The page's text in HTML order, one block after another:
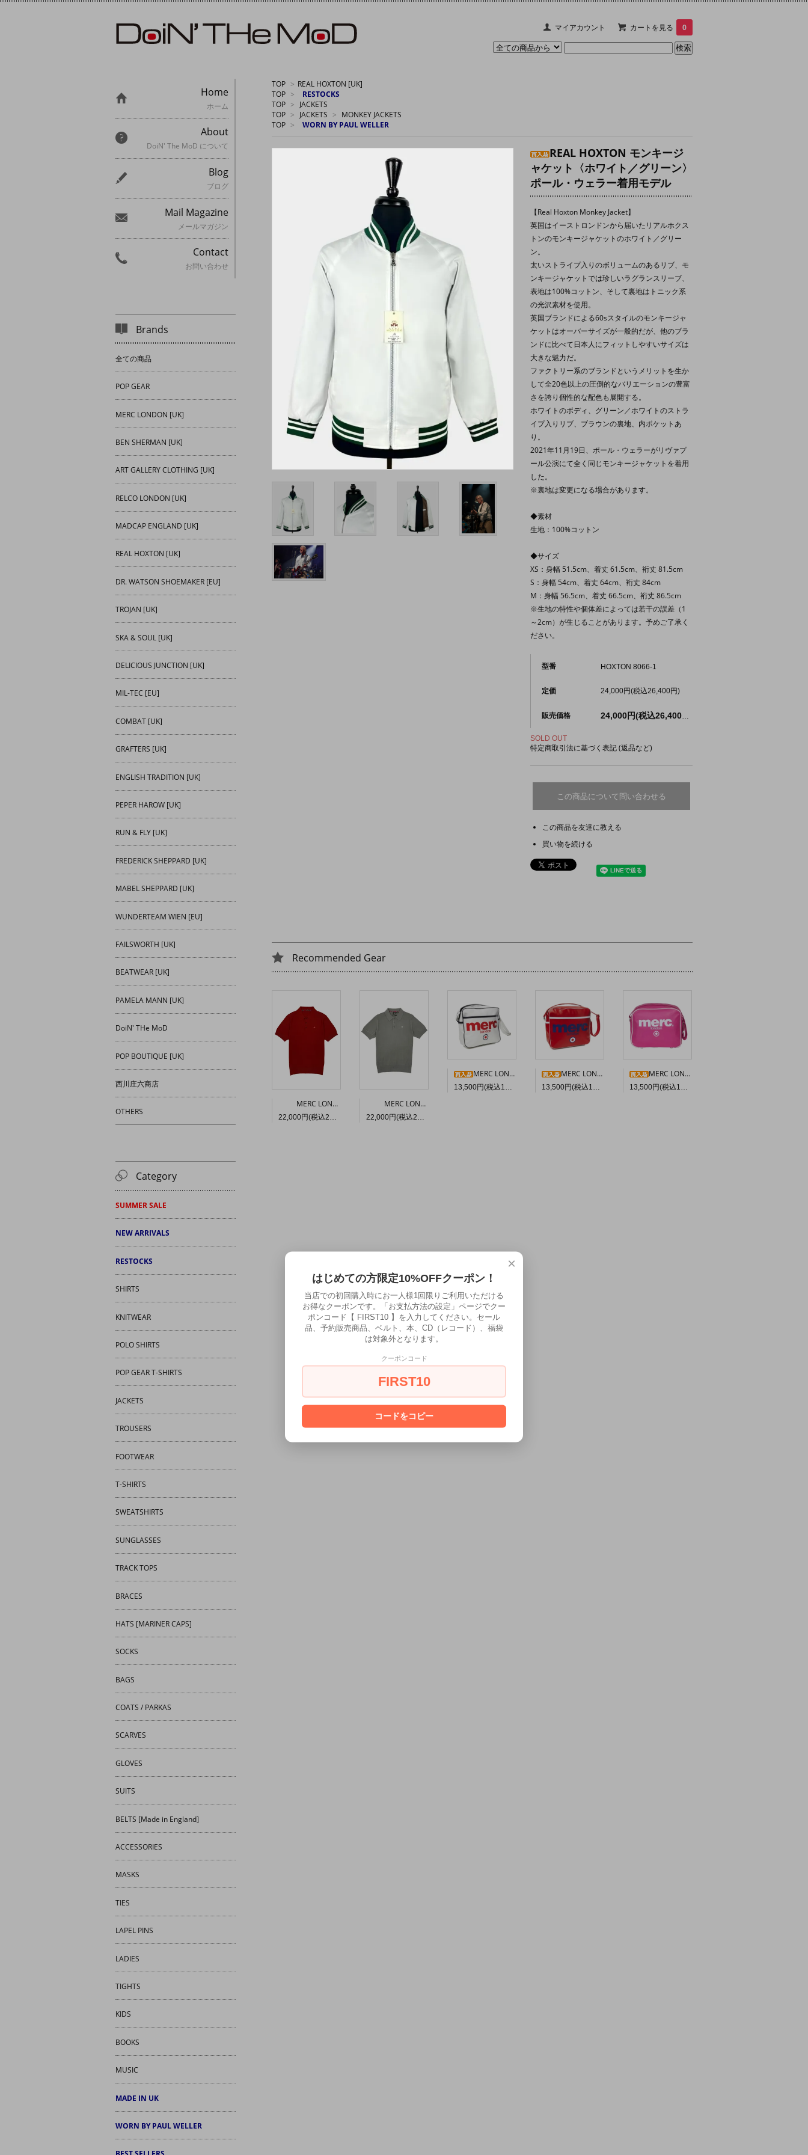
マイアカウント カートを見る 0
TOP > REAL HOXTON [UK]
TOP >
RESTOCKS
TOP > JACKETS
TOP > JACKETS > MONKEY JACKETS
TOP > WORN BY PAUL WELLER
REAL HOXTON モンキージ
ャケット〈ホワイト／グリーン〉
ポール・ウェラー着用モデル
【Real Hoxton Monkey Jacket】
英国はイーストロンドンから届いたリアルホクス
トンのモンキージャケットのホワイト／グリー
ン。
太いストライプ入りのボリュームのあるリブ、モ
ンキージャケットでは珍しいラグランスリーブ、
表地は100%コットン、そして裏地はトニック系
の光沢素材を使用。
英国ブランドによる60sスタイルのモンキージャ
ケットはオーバーサイズが一般的だが、他のブラ
ンドに比べて日本人にフィットしやすいサイズは
大きな魅力だ。
ファクトリー系のブランドというメリットを生か
して全20色以上の圧倒的なバリエーションの豊富
さを誇り個性的な配色も展開する。
ホワイトのボディ、グリーン／ホワイトのストラ
イプ入りリブ、ブラウンの裏地、内ポケットあ
り。
2021年11月19日、ポール・ウェラーがリヴァプ
ール公演にて全く同じモンキージャケットを着用
した。
※裏地は変更になる場合があります。
◆素材
生地：100%コットン
◆サイズ
XS：身幅 51.5cm、着丈 61.5cm、裄丈 81.5cm
S：身幅 54cm、着丈 64cm、裄丈 84cm
M：身幅 56.5cm、着丈 66.5cm、裄丈 86.5cm
※生地の特性や個体差によっては若干の誤差（1
～2cm）が生じることがあります。予めご了承く
ださい。
型番 HOXTON 8066-1
定価 24,000円(税込26,400円)
販売価格
SOLD OUT
特定商取引法に基づく表記 (返品など)
この商品について問い合わせる
この商品を友達に教える
買い物を続ける
Recommended Gear
MERC LONDON “ARCHIE” マーセライズド コットン ニットポロ〈シエナ色〉
22,000円(税込24,200円)
MERC LONDON “ARCHIE” マーセライズド コットン ニットポロ〈セージ〉
22,000円(税込24,200円)
MERC LONDON エアラインバッグ〈ホワイト〉
13,500円(税込14,850円)
MERC LONDON エアラインバッグ〈レッド〉
13,500円(税込14,850円)
MERC LONDON “OLLIE” ショルダーバッグ〈ピンク〉
13,500円(税込14,850円)
Home
ホーム
About
DoiN' The MoD について
Blog
ブログ
Mail Magazine
メールマガジン
Contact
お問い合わせ
Brands
全ての商品
POP GEAR
MERC LONDON [UK]
BEN SHERMAN [UK]
ART GALLERY CLOTHING [UK]
RELCO LONDON [UK]
MADCAP ENGLAND [UK]
REAL HOXTON [UK]
DR. WATSON SHOEMAKER [EU]
TROJAN [UK]
SKA & SOUL [UK]
DELICIOUS JUNCTION [UK]
MIL-TEC [EU]
COMBAT [UK]
GRAFTERS [UK]
ENGLISH TRADITION [UK]
PEPER HAROW [UK]
RUN & FLY [UK]
FREDERICK SHEPPARD [UK]
MABEL SHEPPARD [UK]
WUNDERTEAM WIEN [EU]
FAILSWORTH [UK]
BEATWEAR [UK]
PAMELA MANN [UK]
DoiN' THe MoD
POP BOUTIQUE [UK]
西川庄六商店
OTHERS
Category
SUMMER SALE
NEW ARRIVALS
RESTOCKS
SHIRTS
KNITWEAR
POLO SHIRTS
POP GEAR T-SHIRTS
JACKETS
TROUSERS
FOOTWEAR
T-SHIRTS
SWEATSHIRTS
SUNGLASSES
TRACK TOPS
BRACES
HATS [MARINER CAPS]
SOCKS
BAGS
COATS / PARKAS
SCARVES
GLOVES
SUITS
BELTS [Made in England]
ACCESSORIES
MASKS
TIES
LAPEL PINS
LADIES
TIGHTS
KIDS
BOOKS
MUSIC
MADE IN UK
WORN BY PAUL WELLER
×
はじめての方限定10%OFFクーポン！
当店での初回購入時にお一人様1回限りご利用いただける
お得なクーポンです。「お支払方法の設定」ページでクー
ポンコード【 FIRST10 】を入力してください。セール
品、予約販売商品、ベルト、本、CD（レコード）、福袋
は対象外となります。
クーポンコード
FIRST10
コードをコピー